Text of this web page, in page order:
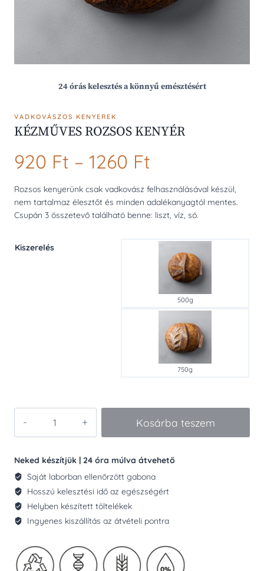
24 órás kelesztés a könnyű emésztésért
VADKOVÁSZOS KENYEREK
KÉZMŰVES ROZSOS KENYÉR
920 Ft – 1260 Ft
920 Ft
-
1260 Ft
Rozsos kenyerünk csak vadkovász felhasználásával készül,
nem tartalmaz élesztőt és minden adalékanyagtól mentes.
Csupán 3 összetevő található benne: liszt, víz, só.
Kiszerelés
500g
750g
KENYÉR
Kosárba teszem
Neked készítjük | 24 óra múlva átvehető
Saját laborban ellenőrzött gabona
Hosszú kelesztési idő az egészségért
Helyben készített töltelékek
Ingyenes kiszállítás az átvételi pontra